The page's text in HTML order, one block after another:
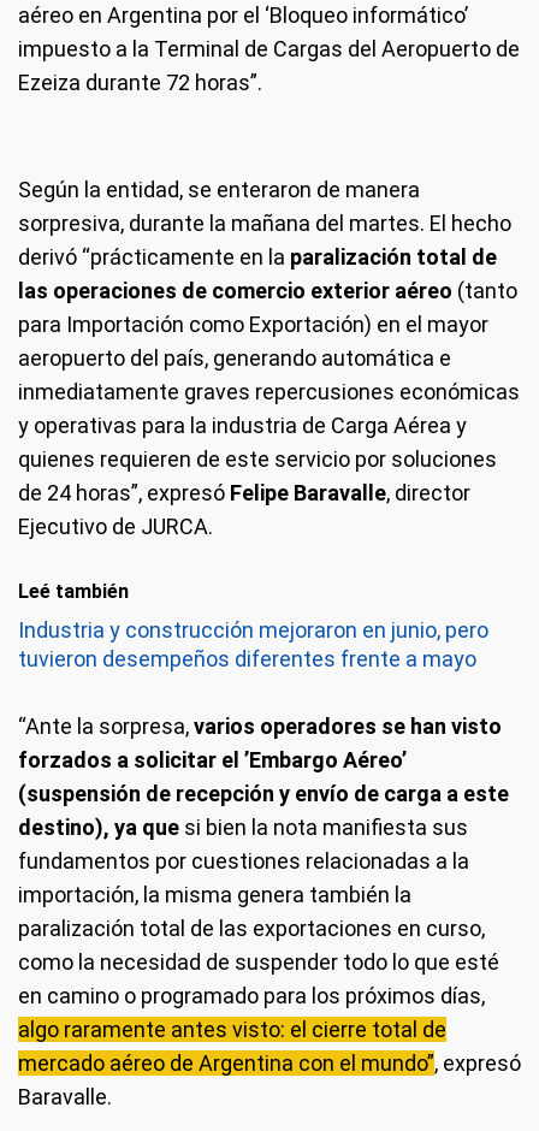
aéreo en Argentina por el ‘Bloqueo informático’
impuesto a la Terminal de Cargas del Aeropuerto de
Ezeiza durante 72 horas”.
Según la entidad, se enteraron de manera
sorpresiva, durante la mañana del martes. El hecho
derivó “prácticamente en la paralización total de
las operaciones de comercio exterior aéreo (tanto
para Importación como Exportación) en el mayor
aeropuerto del país, generando automática e
inmediatamente graves repercusiones económicas
y operativas para la industria de Carga Aérea y
quienes requieren de este servicio por soluciones
de 24 horas”, expresó Felipe Baravalle, director
Ejecutivo de JURCA.
Leé también
Industria y construcción mejoraron en junio, pero
tuvieron desempeños diferentes frente a mayo
“Ante la sorpresa,varios operadores se han visto
forzados a solicitar el ’Embargo Aéreo’
(suspensión de recepción y envío de carga a este
destino), ya que si bien la nota manifiesta sus
fundamentos por cuestiones relacionadas a la
importación, la misma genera también la
paralización total de las exportaciones en curso,
como la necesidad de suspender todo lo que esté
en camino o programado para los próximos días,
algo raramente antes visto: el cierre total de
mercado aéreo de Argentina con el mundo”, expresó
Baravalle.